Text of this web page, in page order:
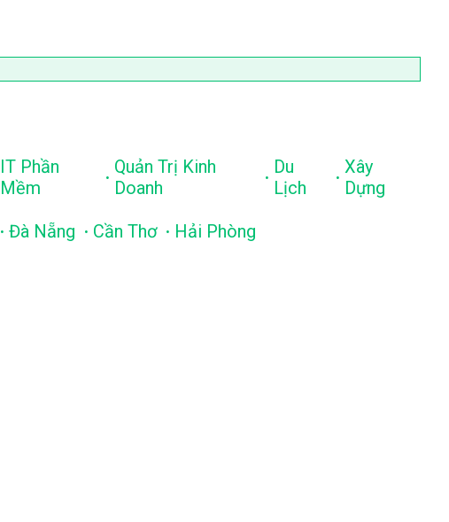
IT Phần
Mềm
. Quản Trị Kinh
Doanh
. Du
Lịch
. Xây
Dựng
. Đà Nẵng . Cần Thơ . Hải Phòng